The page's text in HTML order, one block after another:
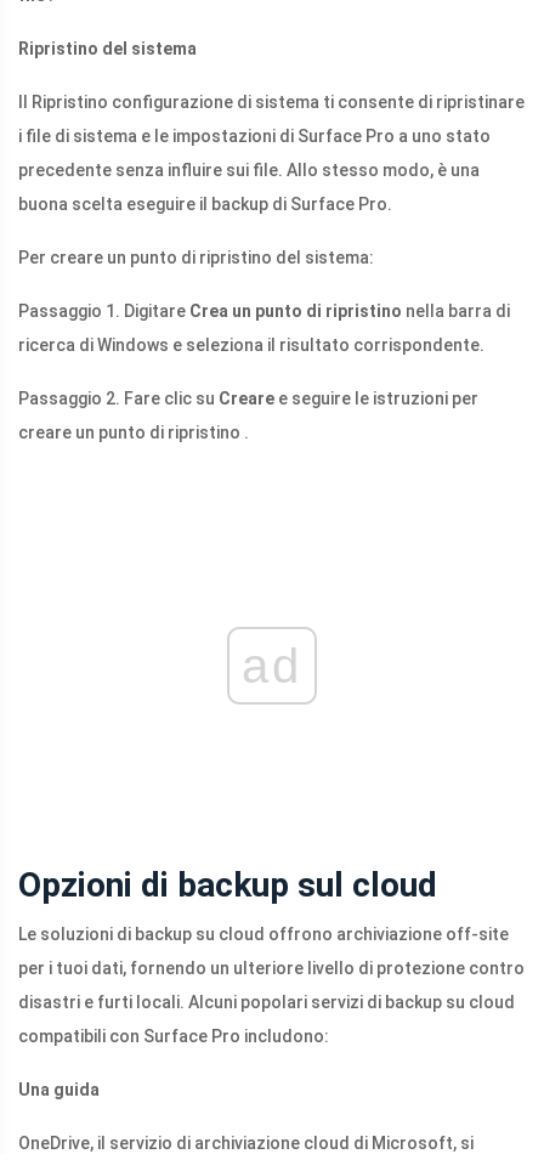
Ripristino del sistema
Il Ripristino configurazione di sistema ti consente di ripristinare
i file di sistema e le impostazioni di Surface Pro a uno stato
precedente senza influire sui file. Allo stesso modo, è una
buona scelta eseguire il backup di Surface Pro.
Per creare un punto di ripristino del sistema:
Passaggio 1. Digitare Crea un punto di ripristino nella barra di
ricerca di Windows e seleziona il risultato corrispondente.
Passaggio 2. Fare clic su Creare e seguire le istruzioni per
creare un punto di ripristino .
ad
Opzioni di backup sul cloud
Le soluzioni di backup su cloud offrono archiviazione off-site
per i tuoi dati, fornendo un ulteriore livello di protezione contro
disastri e furti locali. Alcuni popolari servizi di backup su cloud
compatibili con Surface Pro includono:
Una guida
OneDrive, il servizio di archiviazione cloud di Microsoft, si